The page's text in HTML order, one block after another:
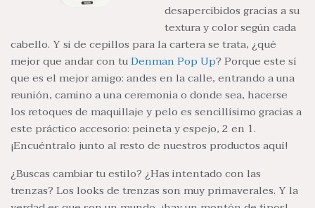
desapercibidos gracias a su
textura y color según cada
cabello. Y si de cepillos para la cartera se trata, ¿qué
mejor que andar con tuDenman Pop Up? Porque este sí
que es el mejor amigo: andes en la calle, entrando a una
reunión, camino a una ceremonia o donde sea, hacerse
los retoques de maquillaje y pelo es sencillísimo gracias a
este práctico accesorio: peineta y espejo, 2 en 1.
¡Encuéntralo junto al resto de nuestros productos aquí!
¿Buscas cambiar tu estilo? ¿Has intentado con las
trenzas? Los looks de trenzas son muy primaverales. Y la